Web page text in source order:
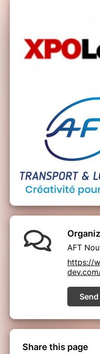
AFT
https://
Share this page